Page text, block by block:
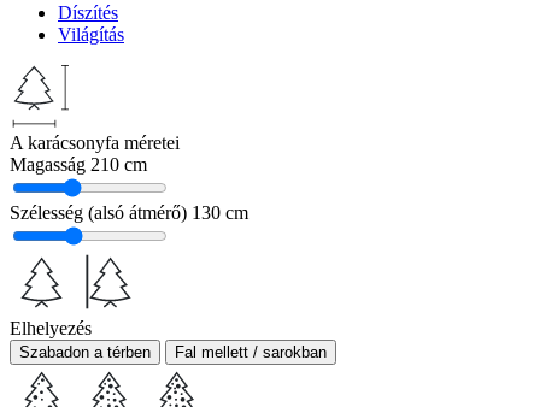
Díszítés
Világítás
A karácsonyfa méretei
Magasság 210 cm
Szélesség (alsó átmérő) 130 cm
Elhelyezés
Szabadon a térben Fal mellett / sarokban